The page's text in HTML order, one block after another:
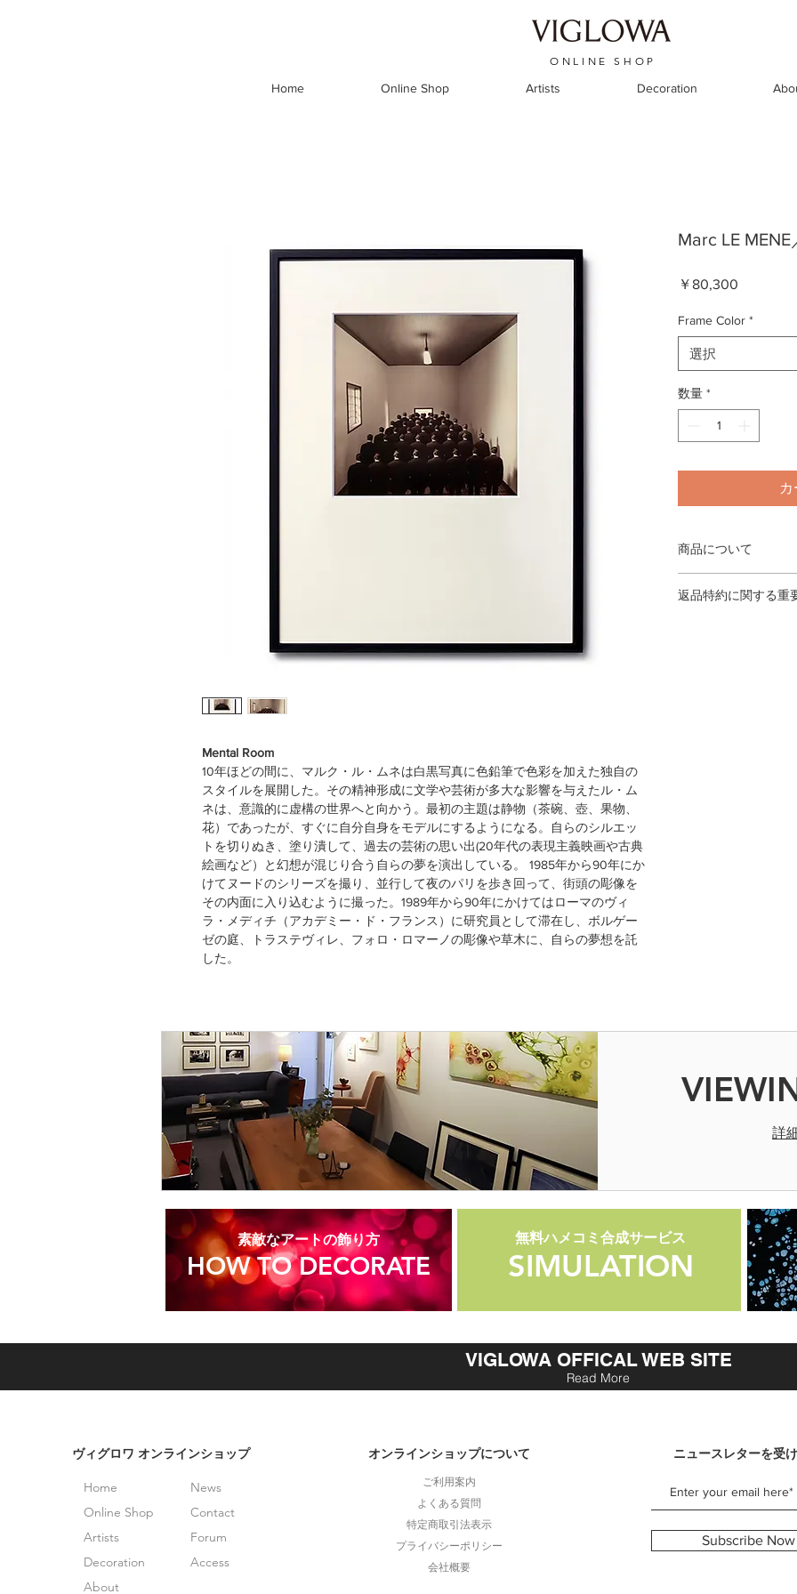
ONLINE SHOP
Home Online Shop Artists Decoration
Mental Room
10年ほどの間に、マルク・ル・ムネは白黒写真に色鉛筆で色彩を加えた独自の
スタイルを展開した。その精神形成に文学や芸術が多大な影響を与えたル・ム
ネは、意識的に虚構の世界へと向かう。最初の主題は静物（茶碗、壺、果物、
花）であったが、すぐに自分自身をモデルにするようになる。自らのシルエッ
トを切りぬき、塗り潰して、過去の芸術の思い出(20年代の表現主義映画や古典
絵画など）と幻想が混じり合う自らの夢を演出している。 1985年から90年にか
けてヌードのシリーズを撮り、並行して夜のパリを歩き回って、街頭の彫像を
その内面に入り込むように撮った。1989年から90年にかけてはローマのヴィ
ラ・メディチ（アカデミー・ド・フランス）に研究員として滞在し、ボルゲー
ゼの庭、トラステヴィレ、フォロ・ロマーノの彫像や草木に、自らの夢想を託
した。
Marc LE
￥80,300
Frame Color *
選択
数量 *
商品について
シルバープリントで
返品特約に関する重
詳
HOW TO DECORATE
​素敵なアートの飾り方 無料ハメコミ合成サービス
SIMULATION
SIMULATION
無料ハメコミ合成サービス
VIGLOWA OFFICAL WEB SITE
Read More
​ヴィグロワ オンラインショップ
Home
Online Shop
Artists
Decoration
About
News
Contact
Forum
Access
オンラインショップについて
ご利用案内
よくある質問
特定商取引法表示
プライバシーポリシー
会社概要
ニュースレターを受
Subscribe Now